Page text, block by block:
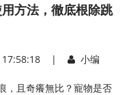
方法，徹底根除跳
17:58:18 | 小编
，且奇癢無比？寵物是否